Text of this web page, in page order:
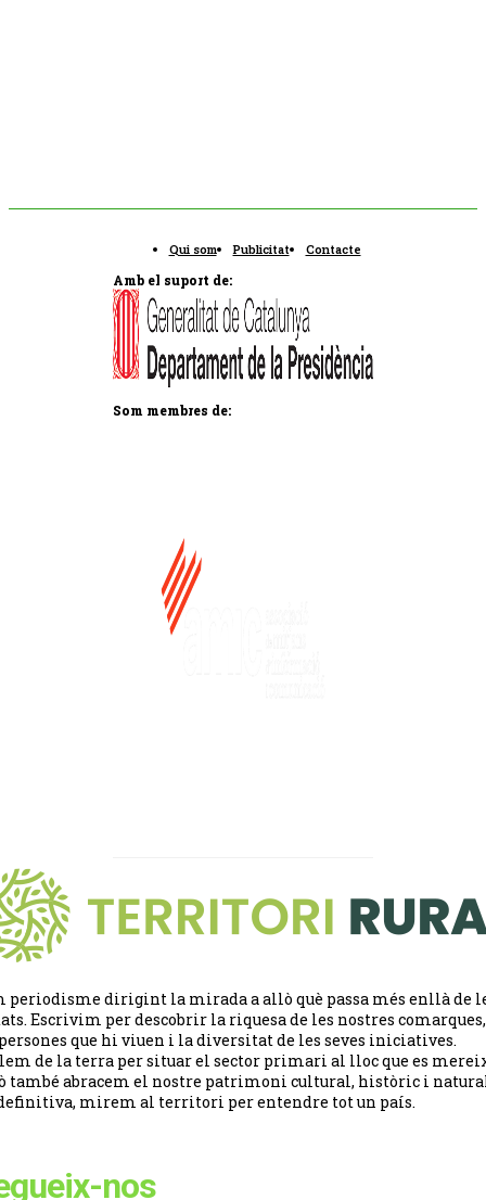
Qui som Publicitat Contacte
Amb el suport de:
Som membres de:
periodisme dirigint la mirada a allò què passa més enllà de
Escrivim per descobrir la riquesa de les nostres
que hi viuen i la diversitat de les seves iniciatives.
de la terra per situar el sector primari al lloc que es
també abracem el nostre patrimoni cultural, històric i
mirem al territori per entendre tot un país.
nos